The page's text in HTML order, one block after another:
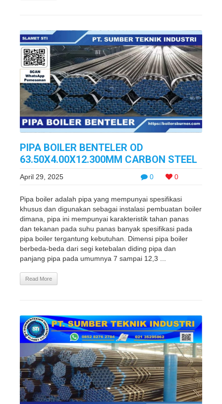
PIPA BOILER BENTELER OD
63.50X4.00X12.300MM CARBON STEEL
0 0
April 29, 2025
Pipa boiler adalah pipa yang mempunyai spesifikasi
khusus dan digunakan sebagai instalasi pembuatan boiler
dimana, pipa ini mempunyai karakteristik tahan panas
dan tekanan pada suhu panas banyak spesifikasi pada
pipa boiler tergantung kebutuhan. Dimensi pipa boiler
berbeda-beda dari segi ketebalan diding pipa dan
panjang pipa pada umumnya 7 sampai 12,3 ...
Read More